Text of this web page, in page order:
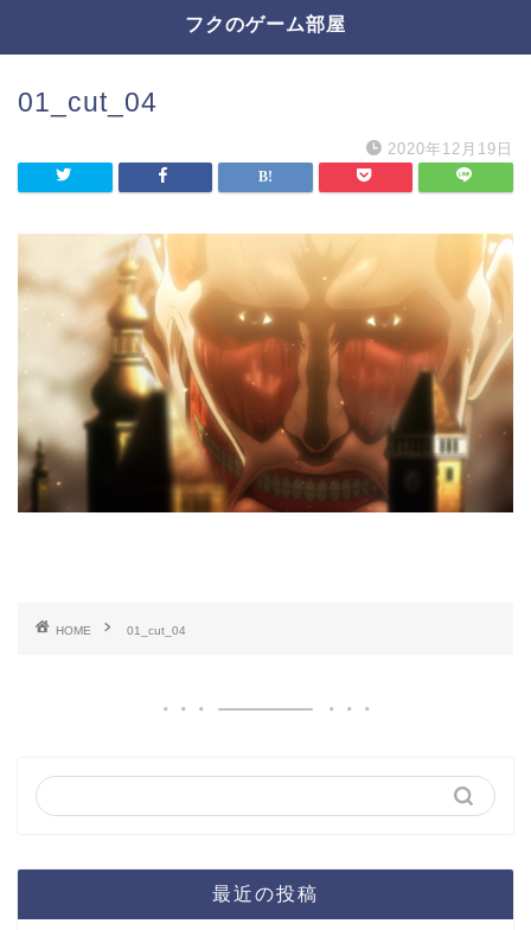
フクのゲーム部屋
01_cut_04
2020年12月19日
HOME 01_cut_04
最近の投稿